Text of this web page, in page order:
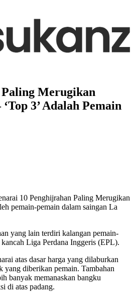
Merugikan
3’ Adalah Pemain
10 Penghijrahan Paling Merugikan
pemain-pemain dalam saingan La
yang lain terdiri kalangan pemain-
Liga Perdana Inggeris (EPL).
atas dasar harga yang dilaburkan
yang diberikan pemain. Tambahan
banyak memanaskan bangku
di atas padang.